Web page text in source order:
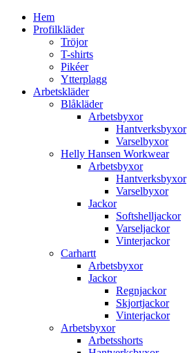
Hem
Profilkläder
Tröjor
T-shirts
Pikéer
Ytterplagg
Arbetskläder
Blåkläder
Arbetsbyxor
Hantverksbyxor
Varselbyxor
Helly Hansen Workwear
Arbetsbyxor
Hantverksbyxor
Varselbyxor
Jackor
Softshelljackor
Varseljackor
Vinterjackor
Carhartt
Arbetsbyxor
Jackor
Regnjackor
Skjortjackor
Vinterjackor
Arbetsbyxor
Arbetsshorts